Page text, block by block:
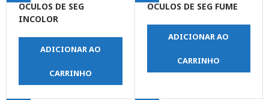
OCULOS DE SEG
INCOLOR
ADICIONAR AO
CARRINHO
OCULOS DE SEG FUME
ADICIONAR AO
CARRINHO